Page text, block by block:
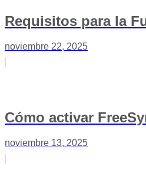
Requisitos para la
noviembre 22, 2025
Cómo activar
noviembre 13, 2025